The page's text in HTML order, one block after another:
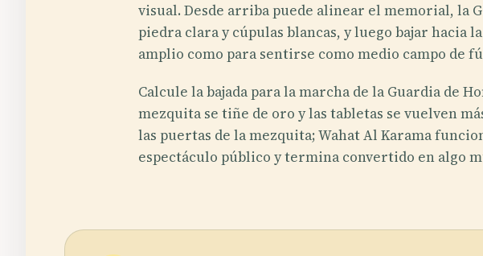
visual. Desde arriba puede alinear el memorial, la
piedra clara y cúpulas blancas, y luego bajar hacia
amplio como para sentirse como medio campo de
Calcule la bajada para la marcha de la Guardia de
mezquita se tiñe de oro y las tabletas se vuelven
las puertas de la mezquita; Wahat Al Karama
espectáculo público y termina convertido en algo